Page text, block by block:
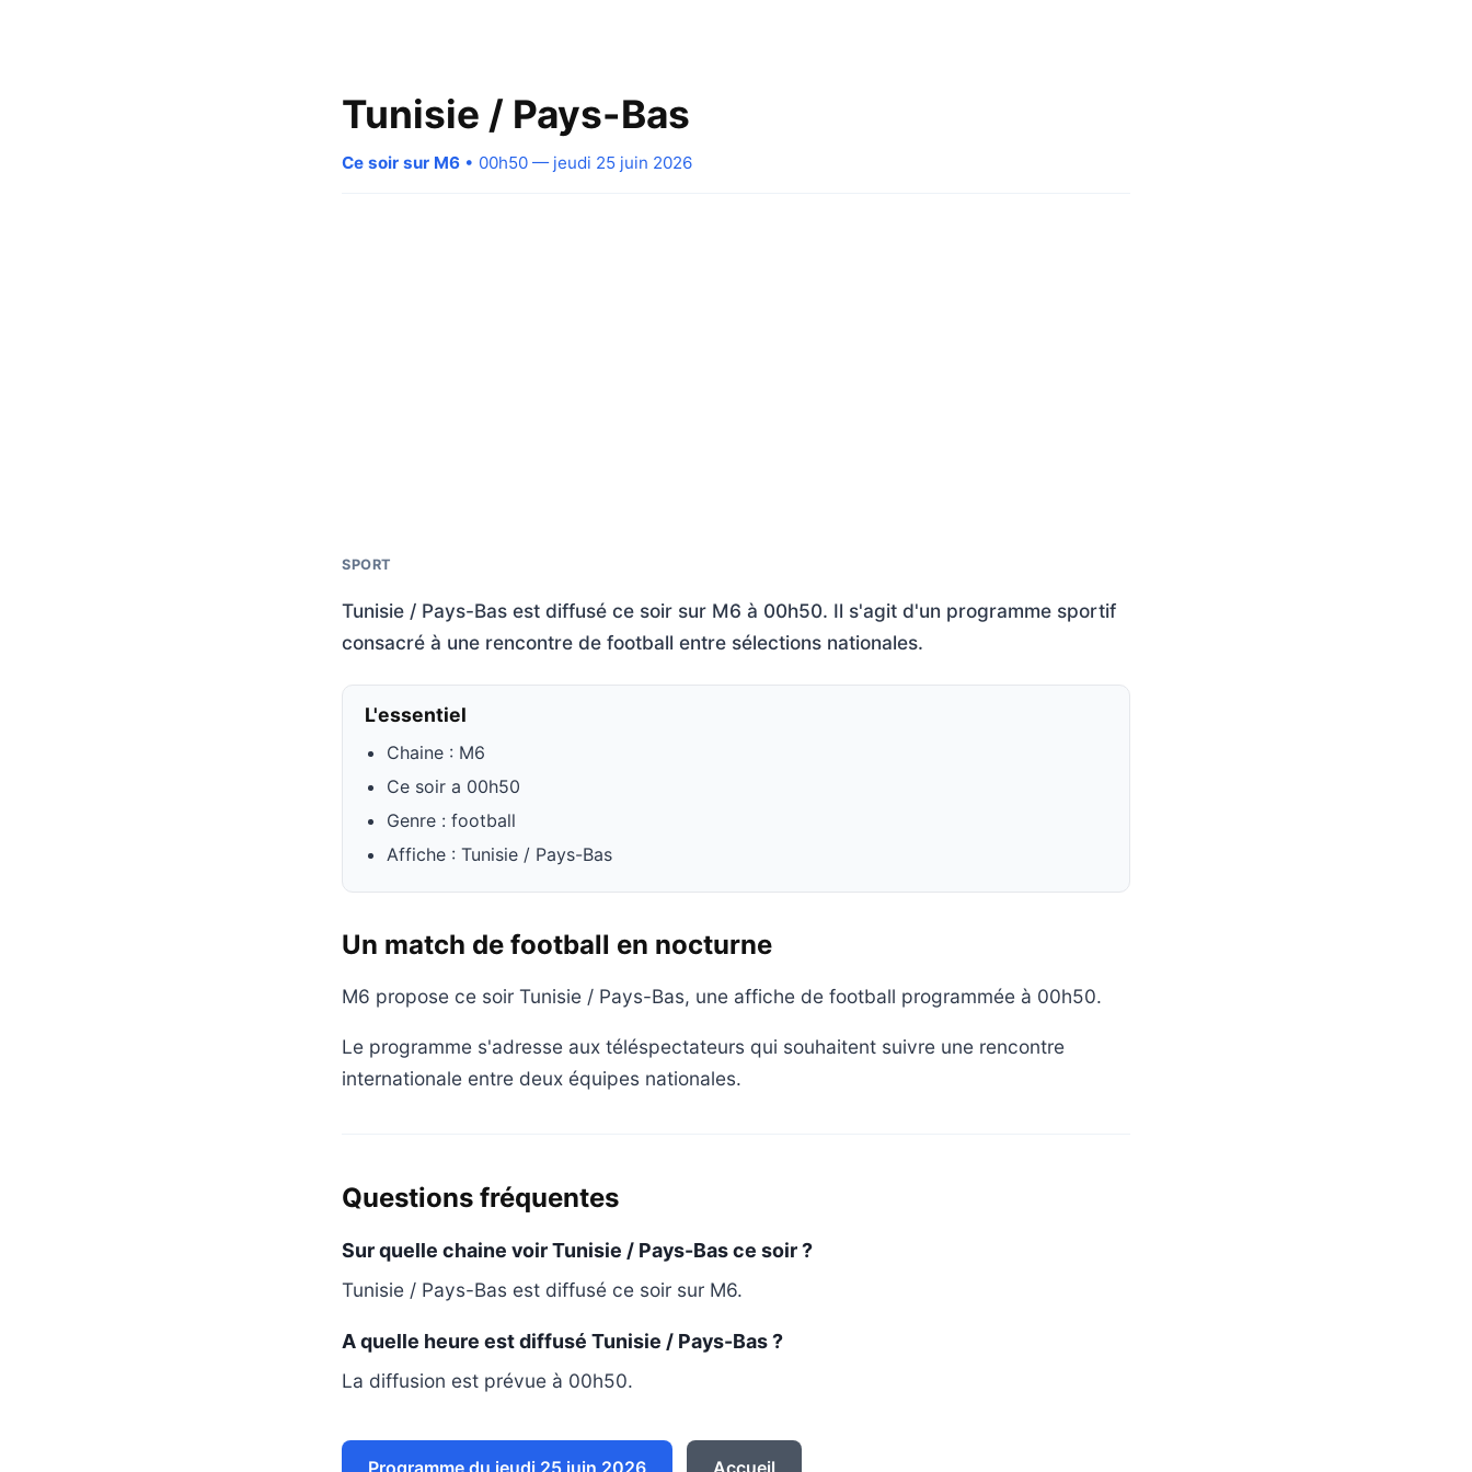
Tunisie / Pays-Bas
Ce soir sur M6 • 00h50 — jeudi 25 juin 2026
SPORT
Tunisie / Pays-Bas est diffusé ce soir sur M6 à 00h50. Il s'agit d'un programme sportif
consacré à une rencontre de football entre sélections nationales.
L'essentiel
Chaine : M6
Ce soir a 00h50
Genre : football
Affiche : Tunisie / Pays-Bas
Un match de football en nocturne
M6 propose ce soir Tunisie / Pays-Bas, une affiche de football programmée à 00h50.
Le programme s'adresse aux téléspectateurs qui souhaitent suivre une rencontre
internationale entre deux équipes nationales.
Questions fréquentes
Sur quelle chaine voir Tunisie / Pays-Bas ce soir ?
Tunisie / Pays-Bas est diffusé ce soir sur M6.
A quelle heure est diffusé Tunisie / Pays-Bas ?
La diffusion est prévue à 00h50.